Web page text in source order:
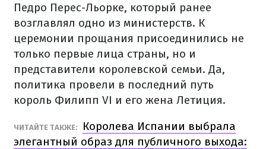
Педро Перес-Льорке, который ранее
возглавлял одно из министерств. К
церемонии прощания присоединились не
только первые лица страны, но и
представители королевской семьи. Да,
политика провели в последний путь
король Филипп VI и его жена Летиция.
ЧИТАЙТЕ ТАКЖЕ:
Королева Испании выбрала
элегантный образ для публичного выхода: